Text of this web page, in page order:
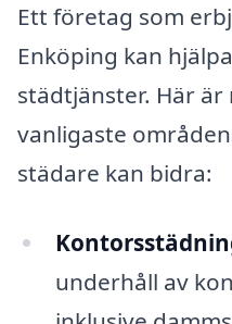
Ett företag som
Enköping kan
städtjänster. Här är
vanligaste
städare kan bidra:
underhåll av